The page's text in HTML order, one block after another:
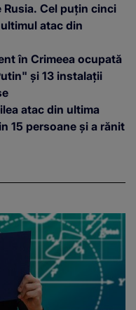
Cel puțin cinci
atac din
în Crimeea ocupată
și 13 instalații
atac din ultima
15 persoane și a rănit